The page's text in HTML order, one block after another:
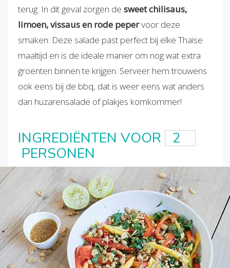
terug. In dit geval zorgen de sweet chilisaus,
limoen, vissaus en rode pepervoor deze
smaken. Deze salade past perfect bij elke Thaise
maaltijd en is de ideale manier om nog wat extra
groenten binnen te krijgen. Serveer hem trouwens
ook eens bij de bbq, dat is weer eens wat anders
dan huzarensalade of plakjes komkommer!
INGREDIËNTEN VOOR
PERSONEN